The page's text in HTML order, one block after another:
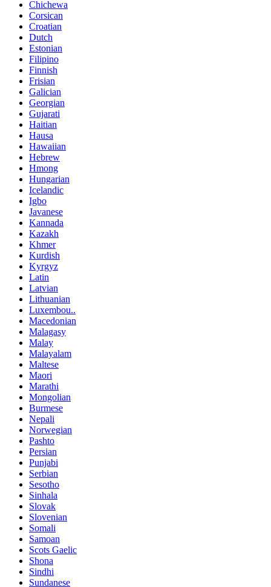
Chichewa
Corsican
Croatian
Dutch
Estonian
Filipino
Finnish
Frisian
Galician
Georgian
Gujarati
Haitian
Hausa
Hawaiian
Hebrew
Hmong
Hungarian
Icelandic
Igbo
Javanese
Kannada
Kazakh
Khmer
Kurdish
Kyrgyz
Latin
Latvian
Lithuanian
Luxembou..
Macedonian
Malagasy
Malay
Malayalam
Maltese
Maori
Marathi
Mongolian
Burmese
Nepali
Norwegian
Pashto
Persian
Punjabi
Serbian
Sesotho
Sinhala
Slovak
Slovenian
Somali
Samoan
Scots Gaelic
Shona
Sindhi
Sundanese